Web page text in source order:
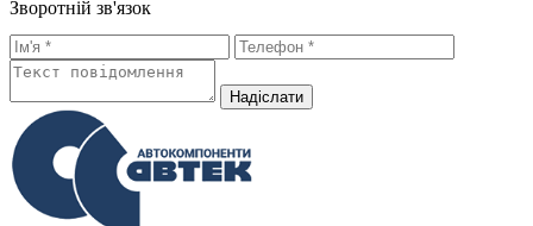
Зворотній зв'язок
Надiслати